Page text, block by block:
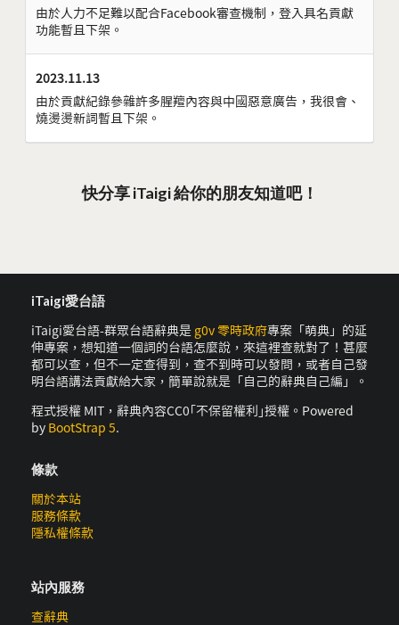
由於人力不足難以配合Facebook審查機制，登入具名貢獻
功能暫且下架。
2023.11.13
由於貢獻紀錄參雜許多腥羶內容與中國惡意廣告，我很會、
燒燙燙新詞暫且下架。
快分享 iTaigi 給你的朋友知道吧！
iTaigi愛台語
iTaigi愛台語-群眾台語辭典是 g0v 零時政府專案「萌典」的延
伸專案，想知道一個詞的台語怎麼說，來這裡查就對了！甚麼
都可以查，但不一定查得到，查不到時可以發問，或者自己發
明台語講法貢獻給大家，簡單說就是「自己的辭典自己編」。
程式授權 MIT，辭典內容CC0｢不保留權利｣授權。Powered
by BootStrap 5.
條款
關於本站
服務條款
隱私權條款
站內服務
查辭典